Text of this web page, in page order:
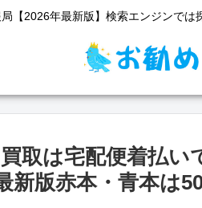
【2026年最新版】検索エンジンでは
取は宅配便着払い
版赤本・青本は